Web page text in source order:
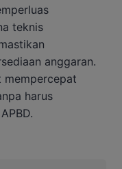
teknis
anggaran.
mempercepat
harus